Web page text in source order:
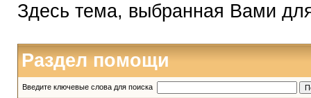
Здесь тема, выбранная Вами
Раздел помощи
Введите ключевые слова для поиска